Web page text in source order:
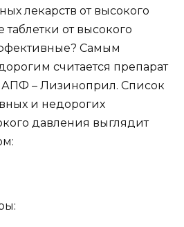
лекарств от высокого
от высокого
Самым
считается препарат
– Лизиноприл. Список
и недорогих
давления выглядит